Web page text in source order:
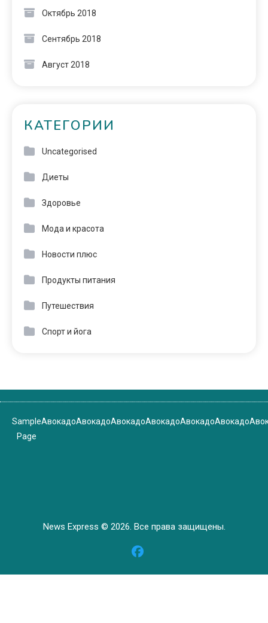
Октябрь 2018
Сентябрь 2018
Август 2018
КАТЕГОРИИ
Uncategorised
Диеты
Здоровье
Мода и красота
Новости плюс
Продукты питания
Путешествия
Спорт и йога
Sample
Page
АвокадоАвокадоАвокадоАвокадоАвокадоАвокадо
News Express © 2026. Все права защищены.